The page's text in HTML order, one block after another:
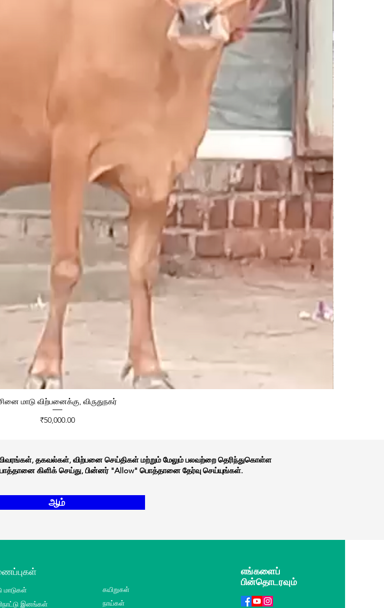
மாடு விற்பனைக்கு, விருதுநகர்
Price
₹50,000.00
தகவல்கள், விற்பனை செய்திகள் மற்றும் மேலும் பலவற்றை தெரிந்துகொள்ள
கிளிக் செய்து, பின்னர் "Allow" பொத்தானை தேர்வு செய்யுங்கள்.
ஆம்
மாடுகள்
இனங்கள்
கயிறுகள்
நாய்கள்
எங்களைப்
பின்தொடரவும்